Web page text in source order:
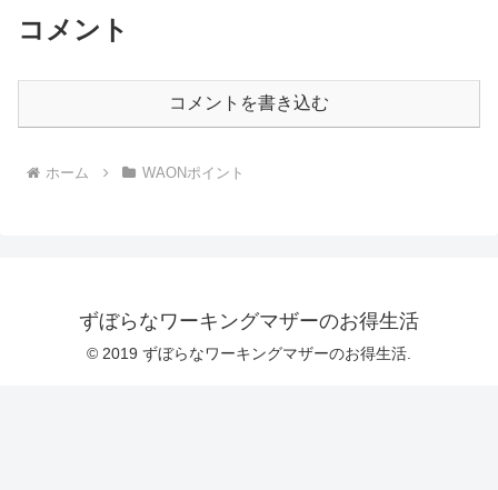
コメント
コメントを書き込む
ホーム WAONポイント
ずぼらなワーキングマザーのお得生活
© 2019 ずぼらなワーキングマザーのお得生活.